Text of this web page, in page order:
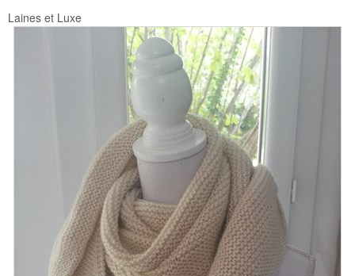
Laines et Luxe